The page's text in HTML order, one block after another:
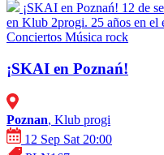
¡SKAI en Poznań! 12 de
en Klub 2progi. 25 años en el
Conciertos Música rock
¡SKAI en Poznań!
Poznan, Klub progi
12 Sep Sat 20:00